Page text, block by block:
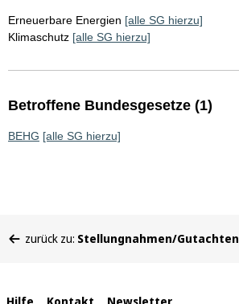
Erneuerbare Energien [alle SG hierzu]
Klimaschutz [alle SG hierzu]
Betroffene Bundesgesetze (1)
BEHG [alle SG hierzu]
befinden
zurück zu: Stellungnahmen/Gutachten